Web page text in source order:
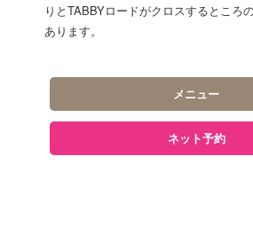
りとTABBYロードがクロスするところ
あります。
メニュー
ネット予約